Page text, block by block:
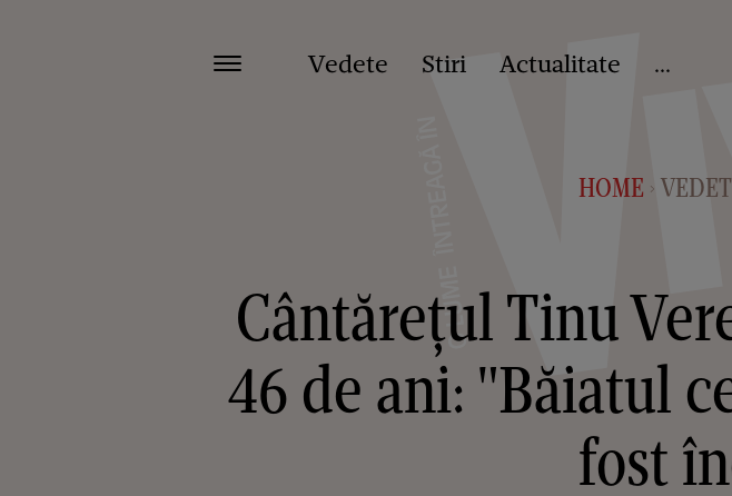
Vedete Stiri Actualitate ...
HOME >
Cântărețul Tinu
46 de ani: "Băiatul
fost